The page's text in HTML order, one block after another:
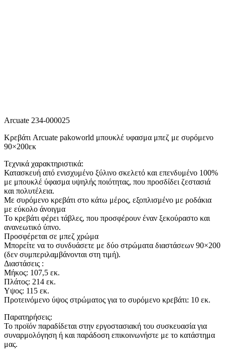
Arcuate 234-000025
Κρεβάτι Arcuate pakoworld μπουκλέ υφασμα μπεζ με συρόμενο
90×200εκ
Τεχνικά χαρακτηριστικά:
Κατασκευή από ενισχυμένο ξύλινο σκελετό και επενδυμένο 100%
με μπουκλέ ύφασμα υψηλής ποιότητας, που προσδίδει ζεστασιά
και πολυτέλεια.
Με συρόμενο κρεβάτι στο κάτω μέρος, εξοπλισμένο με ροδάκια
με εύκολο άνοιγμα
Το κρεβάτι φέρει τάβλες, που προσφέρουν έναν ξεκούραστο και
ανανεωτικό ύπνο.
Προσφέρεται σε μπεζ χρώμα
Μπορείτε να το συνδυάσετε με δύο στρώματα διαστάσεων 90×200
(δεν συμπεριλαμβάνονται στη τιμή).
Διαστάσεις :
Μήκος: 107,5 εκ.
Πλάτος: 214 εκ.
Υψος: 115 εκ.
Προτεινόμενο ύψος στρώματος για το συρόμενο κρεβάτι: 10 εκ.
Παρατηρήσεις:
Το προϊόν παραδίδεται στην εργοστασιακή του συσκευασία για
συναρμολόγηση ή και παράδοση επικοινωνήστε με το κατάστημα
μας.